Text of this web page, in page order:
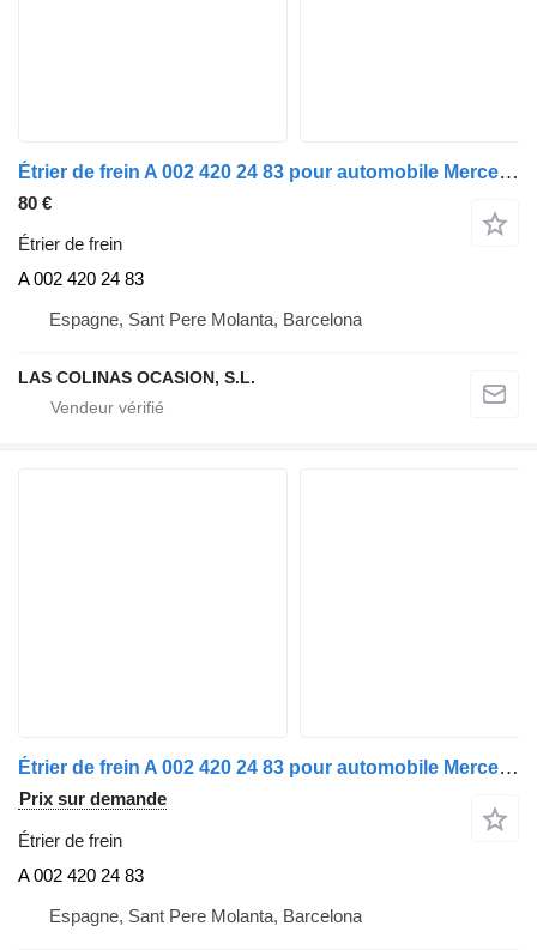
Étrier de frein A 002 420 24 83 pour automobile Mercedes-Benz Clase S (BM 220) Berlina (07.1998->)
80 €
Étrier de frein
A 002 420 24 83
Espagne, Sant Pere Molanta, Barcelona
LAS COLINAS OCASION, S.L.
Étrier de frein A 002 420 24 83 pour automobile Mercedes-Benz Clase S (BM 220) Berlina (07.1998->)
Prix sur demande
Étrier de frein
A 002 420 24 83
Espagne, Sant Pere Molanta, Barcelona